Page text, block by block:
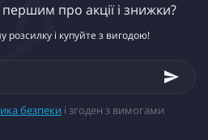
про акції і знижки?
розсилку і купуйте з вигодою!
безпеки і згоден з вимогами